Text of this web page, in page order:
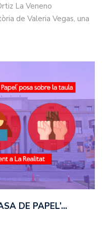
La Veneno
de Valeria Vegas, una
DE PAPEL’…